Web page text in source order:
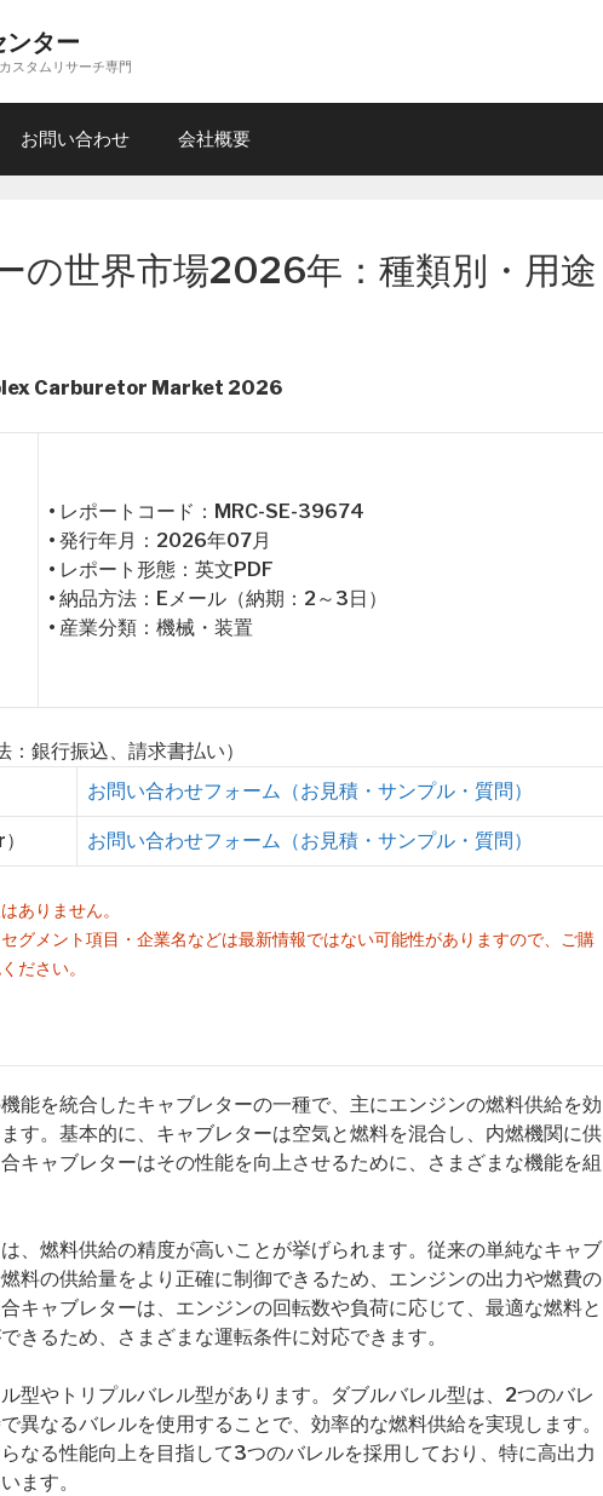
ンター
スタムリサーチ専門
お問い合わせ 会社概要
の世界市場2026年：種類別・用途
Carburetor Market 2026
• レポートコード：MRC-SE-39674
• 発行年月：2026年07月
• レポート形態：英文PDF
• 納品方法：Eメール（納期：2～3日）
• 産業分類：機械・装置
銀行振込、請求書払い）
お問い合わせフォーム（お見積・サンプル・質問）
お問い合わせフォーム（お見積・サンプル・質問）
ありません。
グメント項目・企業名などは最新情報ではない可能性がありますので、ご購
ださい。
能を統合したキャブレターの一種で、主にエンジンの燃料供給を効
す。基本的に、キャブレターは空気と燃料を混合し、内燃機関に供
キャブレターはその性能を向上させるために、さまざまな機能を組
、燃料供給の精度が高いことが挙げられます。従来の単純なキャブ
料の供給量をより正確に制御できるため、エンジンの出力や燃費の
キャブレターは、エンジンの回転数や負荷に応じて、最適な燃料と
きるため、さまざまな運転条件に対応できます。
型やトリプルバレル型があります。ダブルバレル型は、2つのバレ
異なるバレルを使用することで、効率的な燃料供給を実現します。
なる性能向上を目指して3つのバレルを採用しており、特に高出力
ます。